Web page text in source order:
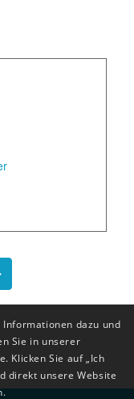
Informationen dazu und
Sie in unserer
Klicken Sie auf „Ich
direkt unsere Website